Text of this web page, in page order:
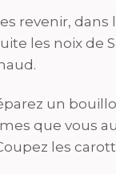
revenir, dans
les noix de
un
que vous
les